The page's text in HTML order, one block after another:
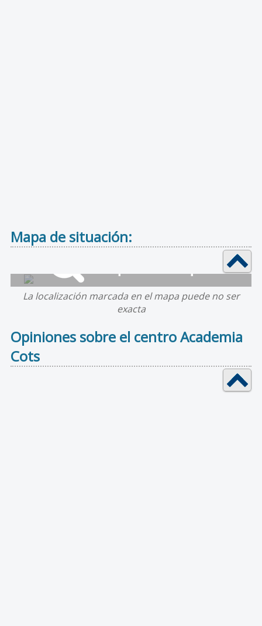
Mapa de situación:
La localización marcada en el mapa puede no ser
exacta
Opiniones sobre el centro Academia
Cots